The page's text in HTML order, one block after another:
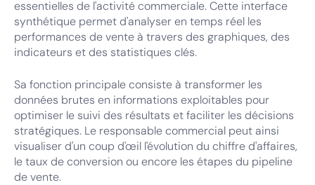
essentielles de l'activité commerciale. Cette interface
synthétique permet d'analyser en temps réel les
performances de vente à travers des graphiques, des
indicateurs et des statistiques clés.
Sa fonction principale consiste à transformer les
données brutes en informations exploitables pour
optimiser le suivi des résultats et faciliter les décisions
stratégiques. Le responsable commercial peut ainsi
visualiser d'un coup d'œil l'évolution du chiffre d'affaires,
le taux de conversion ou encore les étapes du pipeline
de vente.